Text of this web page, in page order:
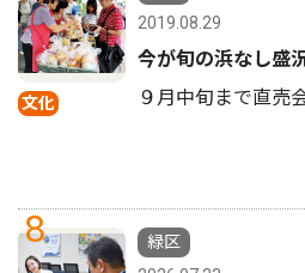
文化
2019.08.29
今が旬の浜なし盛
９月中旬まで直売
8
緑区